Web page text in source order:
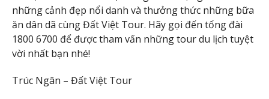
những cảnh đẹp nổi danh và thưởng thức những bữa
ăn dân dã cùng Đất Việt Tour. Hãy gọi đến tổng đài
1800 6700 để được tham vấn những tour du lịch tuyệt
vời nhất bạn nhé!
Trúc Ngân – Đất Việt Tour